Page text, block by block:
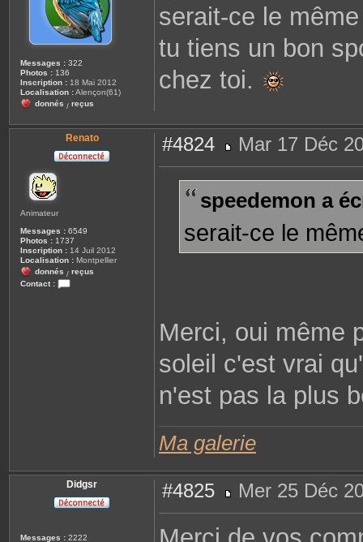
Messages : 322
Photos : 136
Inscription : 18 Mai 2012
Localisation :Alençon(61)
donnés / reçus
serait-ce le
tu tiens un bon
chez toi.
Renato
Animateur
Messages : 6549
Photos : 1737
Inscription : 14 Juil 2012
Localisation : Montpellier
donnés / reçus
Contact :
#4824
e
g
Mar 17 Déc
speedemon a
serait-ce le
Merci, oui même
soleil c'est vrai
n'est pas la plus
Ma galerie
Didgsr
Messages : 2222
#4825
e
s
Mer 25 Déc